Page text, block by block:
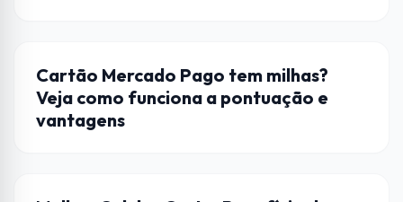
DICAS
Cartão Mercado Pago tem milhas?
Veja como funciona a pontuação e
vantagens
DICAS